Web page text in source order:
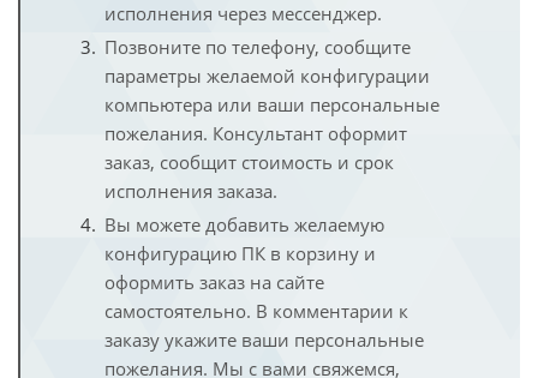
исполнения через мессенджер.
Позвоните по телефону, сообщите
параметры желаемой конфигурации
компьютера или ваши персональные
пожелания. Консультант оформит
заказ, сообщит стоимость и срок
исполнения заказа.
Вы можете добавить желаемую
конфигурацию ПК в корзину и
оформить заказ на сайте
самостоятельно. В комментарии к
заказу укажите ваши персональные
пожелания. Мы с вами свяжемся,